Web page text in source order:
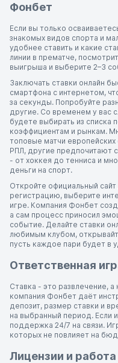
Фонбет
Если вы только
знакомых видов спорта и
удобнее ставить и какие
линии в прематче,
выигрыша и выберите 2–3
Заключать ставки онлайн
смартфона с интернетом,
за секунды. Попробуйте
другие. Со временем у вас
будете выбирать из
коэффициентам и рынкам.
топовые матчи
РПЛ, другие предпочитают
- от хоккея до тенниса и
деньги на спорт.
Откройте официальный
регистрацию, выберите
игре. Компания Фонбет
а сам процесс приносил
событие. Делайте ставки
любимым клубом,
пусть каждое пари будет в
Ответственная
Ставка - это развлечение,
компания Фонбет даёт
депозит, размер ставки и
на выбранный период. Если
поддержка 24/7 на связи.
которых не повлияет на
Лицензии и